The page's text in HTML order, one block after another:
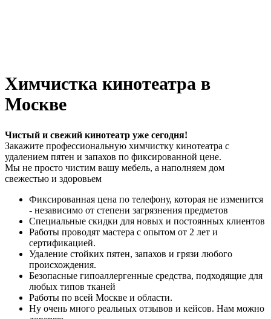
Химчистка кинотеатра в
Москве
Чистый и свежий кинотеатр уже сегодня!
Закажите профессиональную химчистку кинотеатра с
удалением пятен и запахов по фиксированной цене.
Мы не просто чистим вашу мебель, а наполняем дом
свежестью и здоровьем
Фиксированная цена по телефону, которая не изменится
- независимо от степени загрязнения предметов
Специальные скидки для новых и постоянных клиентов
Работы проводят мастера с опытом от 2 лет и
сертификацией.
Удаление стойких пятен, запахов и грязи любого
происхождения.
Безопасные гипоаллергенные средства, подходящие для
любых типов тканей
Работы по всей Москве и области.
Ну очень много реальных отзывов и кейсов. Нам можно